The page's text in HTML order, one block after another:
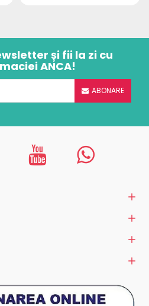
și fii la zi cu
ANCA!
ABONARE